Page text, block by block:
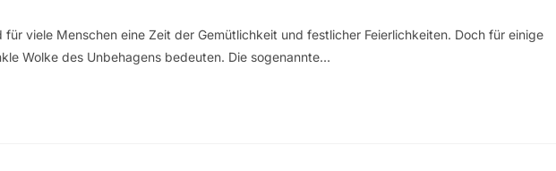
viele Menschen eine Zeit der Gemütlichkeit und festlicher Feierlichkeiten. Doch für einige
Wolke des Unbehagens bedeuten. Die sogenannte…